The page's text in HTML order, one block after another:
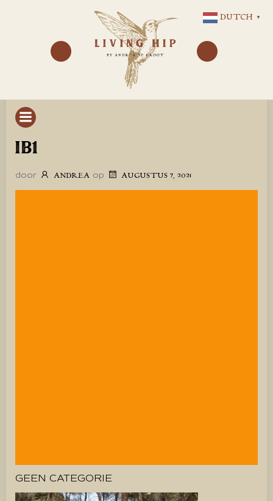
NAAR
DE
INHOUD
IB1
door ANDREA op AUGUSTUS 7, 2021
GEEN CATEGORIE
DUTCH ▼